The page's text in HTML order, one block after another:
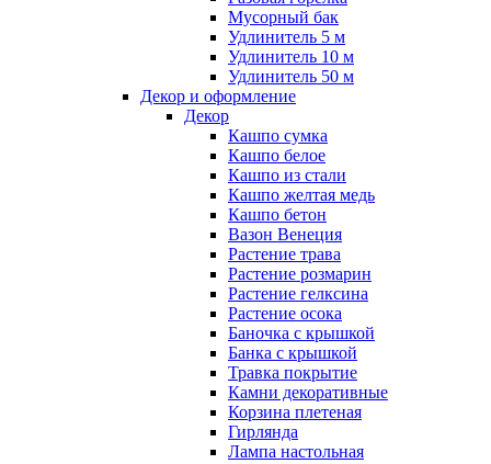
Мусорный бак
Удлинитель 5 м
Удлинитель 10 м
Удлинитель 50 м
Декор и оформление
Декор
Кашпо сумка
Кашпо белое
Кашпо из стали
Кашпо желтая медь
Кашпо бетон
Вазон Венеция
Растение трава
Растение розмарин
Растение гелксина
Растение осока
Баночка с крышкой
Банка с крышкой
Травка покрытие
Камни декоративные
Корзина плетеная
Гирлянда
Лампа настольная